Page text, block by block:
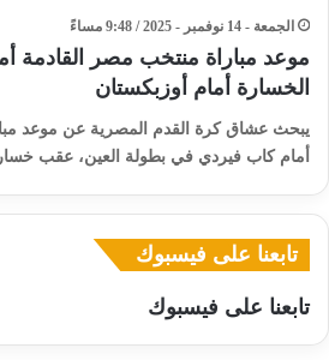
الجمعة - 14 نوفمبر - 2025 / 9:48 مساءً
موعد مباراة منتخب مصر القادمة
الخسارة أمام أوزبكستان
يبحث عشاق كرة القدم المصرية عن موعد
أمام كاب فيردي في بطولة العين، عقب
تابعنا على فيسبوك
تابعنا على فيسبوك